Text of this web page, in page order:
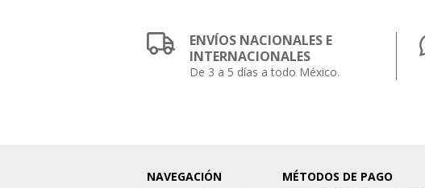
ENVÍOS NACIONALES E
INTERNACIONALES
De 3 a 5 días a todo México.
NAVEGACIÓN
MÉTODOS DE PAGO